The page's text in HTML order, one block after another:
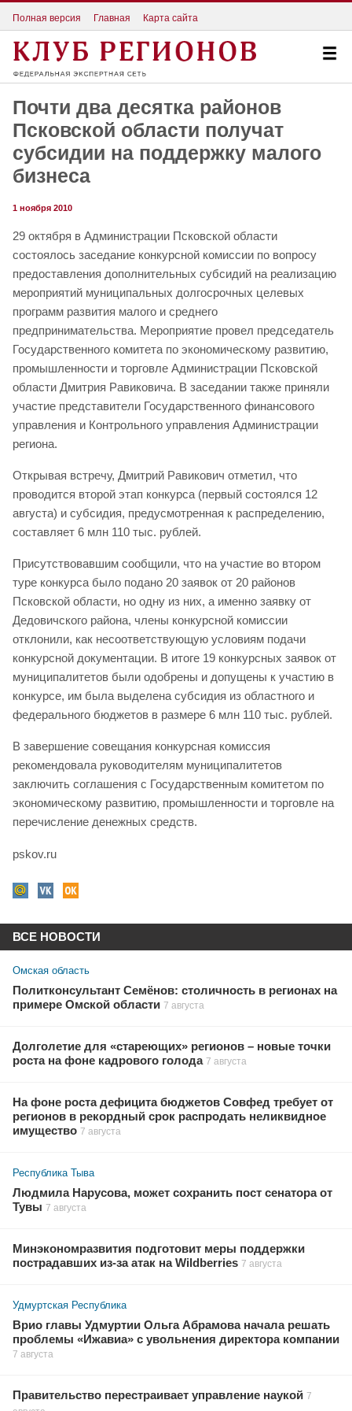
Полная версия Главная Карта сайта
Почти два десятка районов
Псковской области получат
субсидии на поддержку малого
бизнеса
1 ноября 2010
29 октября в Администрации Псковской области
состоялось заседание конкурсной комиссии по вопросу
предоставления дополнительных субсидий на реализацию
мероприятий муниципальных долгосрочных целевых
программ развития малого и среднего
предпринимательства. Мероприятие провел председатель
Государственного комитета по экономическому развитию,
промышленности и торговле Администрации Псковской
области Дмитрия Равиковича. В заседании также приняли
участие представители Государственного финансового
управления и Контрольного управления Администрации
региона.
Открывая встречу, Дмитрий Равикович отметил, что
проводится второй этап конкурса (первый состоялся 12
августа) и субсидия, предусмотренная к распределению,
составляет 6 млн 110 тыс. рублей.
Присутствовавшим сообщили, что на участие во втором
туре конкурса было подано 20 заявок от 20 районов
Псковской области, но одну из них, а именно заявку от
Дедовичского района, члены конкурсной комиссии
отклонили, как несоответствующую условиям подачи
конкурсной документации. В итоге 19 конкурсных заявок от
муниципалитетов были одобрены и допущены к участию в
конкурсе, им была выделена субсидия из областного и
федерального бюджетов в размере 6 млн 110 тыс. рублей.
В завершение совещания конкурсная комиссия
рекомендовала руководителям муниципалитетов
заключить соглашения с Государственным комитетом по
экономическому развитию, промышленности и торговле на
перечисление денежных средств.
pskov.ru
ВСЕ НОВОСТИ
Омская область
Политконсультант Семёнов: столичность в регионах на
примере Омской области 7 августа
Долголетие для «стареющих» регионов – новые точки
роста на фоне кадрового голода 7 августа
На фоне роста дефицита бюджетов Совфед требует от
регионов в рекордный срок распродать неликвидное
имущество 7 августа
Республика Тыва
Людмила Нарусова, может сохранить пост сенатора от
Тувы 7 августа
Минэкономразвития подготовит меры поддержки
пострадавших из-за атак на Wildberries 7 августа
Удмуртская Республика
Врио главы Удмуртии Ольга Абрамова начала решать
проблемы «Ижавиа» с увольнения директора компании
7 августа
Правительство перестраивает управление наукой 7